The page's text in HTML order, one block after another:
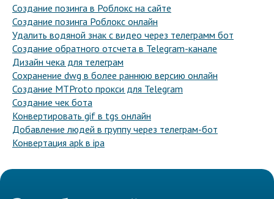
Создание позинга в Роблокс на сайте
Создание позинга Роблокс онлайн
Удалить водяной знак с видео через телеграмм бот
Создание обратного отсчета в Telegram-канале
Дизайн чека для телеграм
Сохранение dwg в более раннюю версию онлайн
Создание MTProto прокси для Telegram
Создание чек бота
Конвертировать gif в tgs онлайн
Добавление людей в группу через телеграм-бот
Конвертация apk в ipa